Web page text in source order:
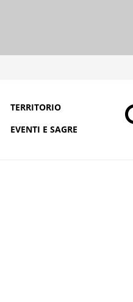
TERRITORIO
EVENTI E SAGRE